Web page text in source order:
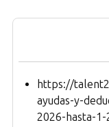
https://
ayudas-y-
2026-hasta-